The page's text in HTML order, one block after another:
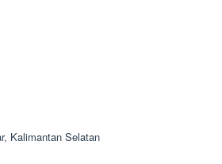
Kalimantan Selatan